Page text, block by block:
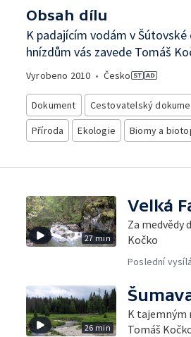
Obsah dílu
K padajícím vodám v
hnízdům vás zavede Tomáš
Vyrobeno 2010 • Česko
Dokument Cestovatelský
Příroda
Ekologie Biomy a
27 min
Velká
Za medvědy
Kočko
Poslední
26 min
K tajemným
Tomáš